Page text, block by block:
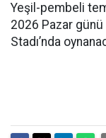
Yeşil-pembeli
2026 Pazar günü
Stadı’nda